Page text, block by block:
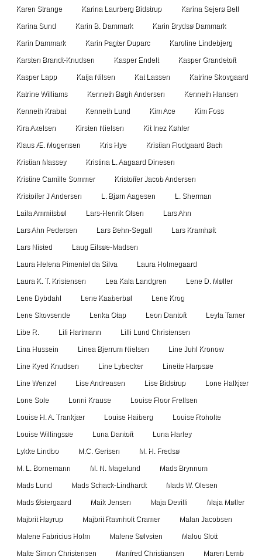
Karen Strange Karina Laurberg Bidstrup Karina Sejerø Bell
Karina Sund Karin B. Dammark Karin Brydsø Dammark
Karin Dammark Karin Pagter Duparc Karoline Lindebjerg
Karsten Brandt-Knudsen Kasper Endelt Kasper Grandetoft
Kasper Lapp Katja Nilsen Kat Lassen Katrine Skovgaard
Katrine Williams Kenneth Bøgh Andersen Kenneth Hansen
Kenneth Krabat Kenneth Lund Kim Ace Kim Foss
Kira Axelsen Kirsten Nielsen Kit Inez Køhler
Klaus Æ. Mogensen Kris Hye Kristian Flodgaard Bach
Kristian Massey Kristina L. Aagaard Dinesen
Kristine Camille Sommer Kristoffer Jacob Andersen
Kristoffer J Andersen L. Bjørn Aagesen L. Sherman
Laila Ammitsbøl Lars-Henrik Olsen Lars Ahn
Lars Ahn Pedersen Lars Behn-Segall Lars Kramhøft
Lars Nisted Laug Eilsøe-Madsen
Laura Helena Pimentel da Silva Laura Holmegaard
Laura K. T. Kristensen Lea Kala Landgren Lene D. Møller
Lene Dybdahl Lene Kaaberbøl Lene Krog
Lene Skovsende Lenka Otap Leon Dantoft Leyla Tamer
Libe R. Lili Hartmann Lilli Lund Christensen
Lina Hussein Linea Bjerrum Nielsen Line Juhl Kronow
Line Kyed Knudsen Line Lybecker Linette Harpsøe
Line Wenzel Lise Andreasen Lise Bidstrup Lone Halkjær
Lone Sole Lonni Krause Louise Floor Frellsen
Louise H. A. Trankjær Louise Haiberg Louise Roholte
Louise Willingsøe Luna Dantoft Luna Harley
Lykke Lindbo M.C. Gertsen M. H. Fredsø
M. L. Bornemann M. N. Magelund Mads Brynnum
Mads Lund Mads Schack-Lindhardt Mads W. Olesen
Mads Østergaard Maik Jensen Maja Devilli Maja Møller
Majbrit Høyrup Majbrit Ravnholt Cramer Malan Jacobsen
Malene Fabricius Holm Malene Sølvsten Malou Slott
Malte Simon Christensen Manfred Christiansen Maren Lemb